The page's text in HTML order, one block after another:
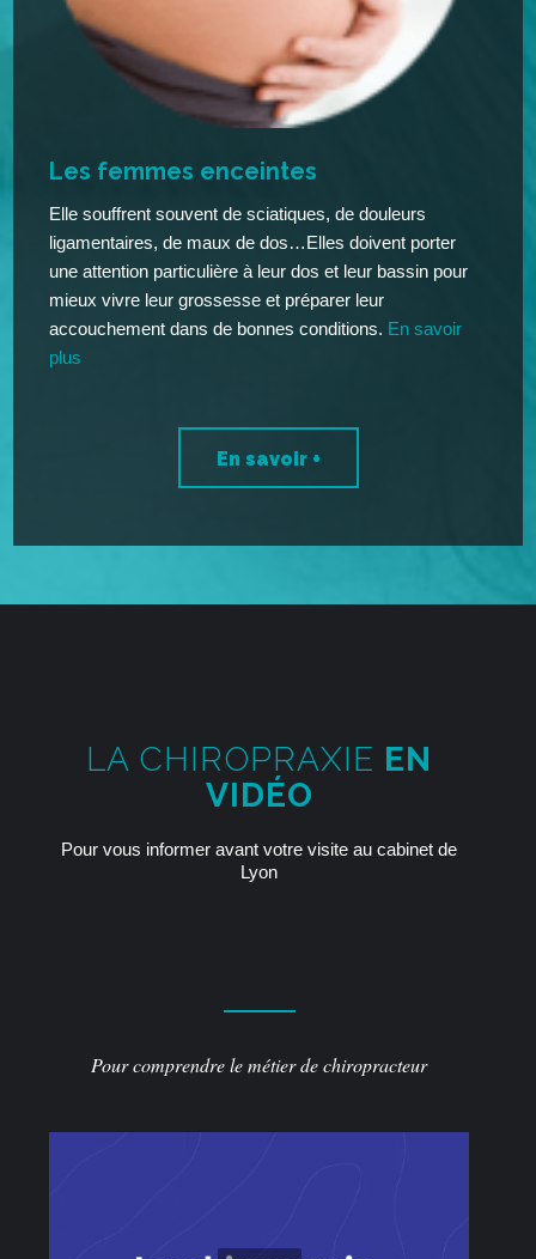
Les femmes enceintes
Elle souffrent souvent de sciatiques, de douleurs
ligamentaires, de maux de dos…Elles doivent porter
une attention particulière à leur dos et leur bassin pour
mieux vivre leur grossesse et préparer leur
accouchement dans de bonnes conditions. En savoir
plus
En savoir +
LA CHIROPRAXIE EN
VIDÉO
Pour vous informer avant votre visite au cabinet de
Lyon
Pour comprendre le métier de chiropracteur